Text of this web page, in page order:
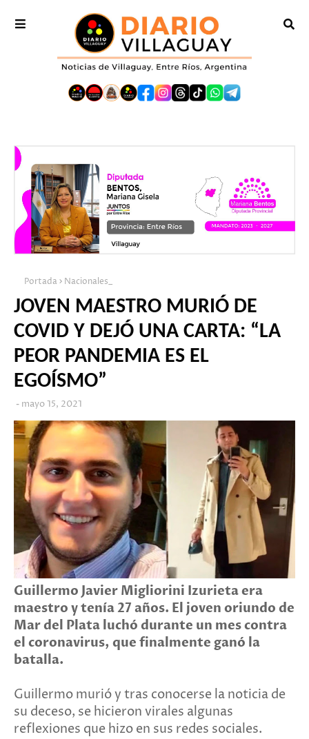
Portada Nacionales_
JOVEN MAESTRO MURIÓ DE
COVID Y DEJÓ UNA CARTA: “LA
PEOR PANDEMIA ES EL
EGOÍSMO”
mayo 15, 2021
Guillermo Javier Migliorini Izurieta era
maestro y tenía 27 años. El joven oriundo de
Mar del Plata luchó durante un mes contra
el coronavirus, que finalmente ganó la
batalla.
Guillermo murió y tras conocerse la noticia de
su deceso, se hicieron virales algunas
reflexiones que hizo en sus redes sociales.